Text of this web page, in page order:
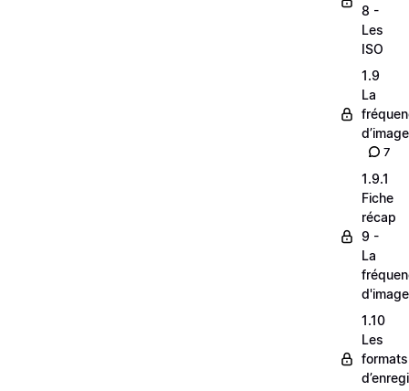
8 -
Les
ISO
1.9
La
d’image
7
1.9.1
Fiche
récap
9 -
La
d'image
1.10
Les
formats